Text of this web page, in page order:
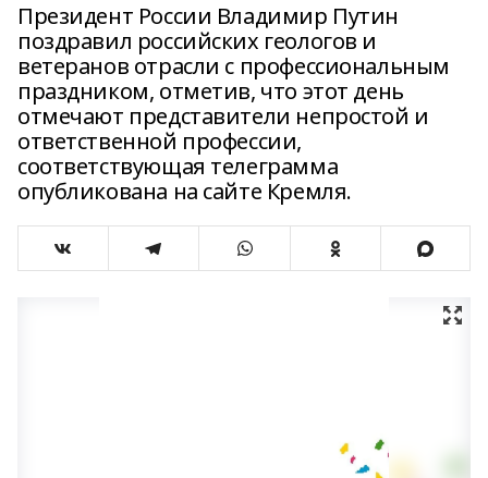
Президент России Владимир Путин
поздравил российских геологов и
ветеранов отрасли с профессиональным
праздником, отметив, что этот день
отмечают представители непростой и
ответственной профессии,
соответствующая телеграмма
опубликована на сайте Кремля.